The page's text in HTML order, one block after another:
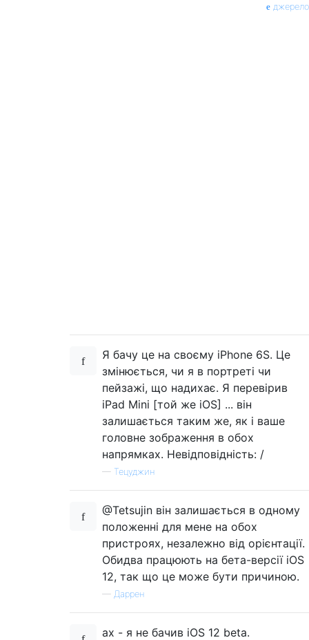
джерело
Я бачу це на своєму iPhone 6S. Це
змінюється, чи я в портреті чи
пейзажі, що надихає. Я перевірив
iPad Mini [той же iOS] ... він
залишається таким же, як і ваше
головне зображення в обох
напрямках. Невідповідність: /
— Тецуджин
@Tetsujin він залишається в одному
положенні для мене на обох
пристроях, незалежно від орієнтації.
Обидва працюють на бета-версії iOS
12, так що це може бути причиною.
— Даррен
ах - я не бачив iOS 12 beta.